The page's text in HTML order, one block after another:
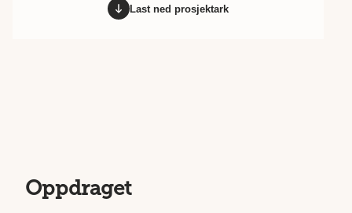
Last ned prosjektark
Oppdraget